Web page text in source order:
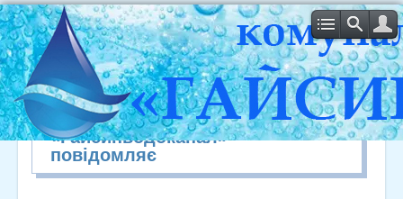
Комунальне підприємство
«Гайсинводоканал»
повідомляє